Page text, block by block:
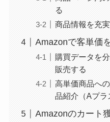
る
商品情報を充
Amazonで客単価
購買データを
販売する
高単価商品へ
品紹介（Aプラ
Amazonのカート